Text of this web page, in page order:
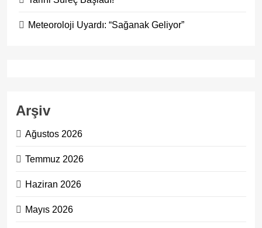
Meteoroloji Uyardı: “Sağanak Geliyor”
Arşiv
Ağustos 2026
Temmuz 2026
Haziran 2026
Mayıs 2026